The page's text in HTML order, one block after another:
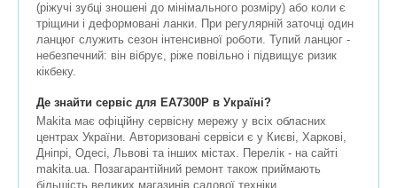
(ріжучі зубці зношені до мінімального розміру) або коли є
тріщини і деформовані ланки. При регулярній заточці один
ланцюг служить сезон інтенсивної роботи. Тупий ланцюг -
небезпечний: він вібрує, ріже повільно і підвищує ризик
кікбеку.
Де знайти сервіс для EA7300P в Україні?
Makita має офіційну сервісну мережу у всіх обласних
центрах України. Авторизовані сервіси є у Києві, Харкові,
Дніпрі, Одесі, Львові та інших містах. Перелік - на сайті
makita.ua. Позагарантійний ремонт також приймають
більшість великих магазинів садової техніки.